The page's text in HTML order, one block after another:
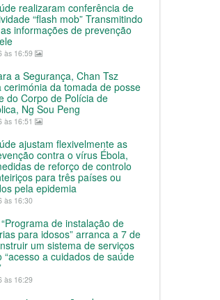
realizaram conferência de
“flash mob” Transmitindo
informações de prevenção
às 16:59
a Segurança, Chan Tsz
cerimónia da tomada de posse
do Corpo de Polícia de
Ng Sou Peng
às 16:51
ajustam flexivelmente as
contra o vírus Ébola,
de reforço de controlo
para três países ou
pela epidemia
às 16:30
de instalação de
para idosos” arranca a 7 de
um sistema de serviços
“acesso a cuidados de saúde
às 16:29